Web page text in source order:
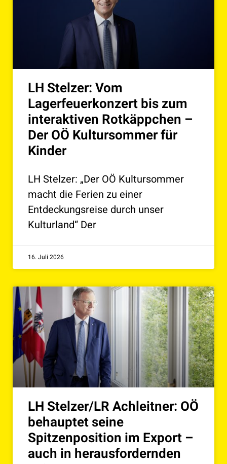
LH Stelzer: Vom
Lagerfeuerkonzert bis zum
interaktiven Rotkäppchen –
Der OÖ Kultursommer für
Kinder
LH Stelzer: „Der OÖ Kultursommer
macht die Ferien zu einer
Entdeckungsreise durch unser
Kulturland“ Der
16. Juli 2026
LH Stelzer/LR Achleitner: OÖ
behauptet seine
Spitzenposition im Export –
auch in herausfordernden